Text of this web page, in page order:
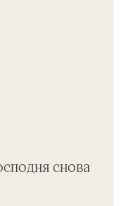
снова